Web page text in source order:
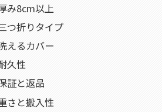
み8cm以上
つ折りタイプ
えるカバー
久性
証と返品
さと搬入性